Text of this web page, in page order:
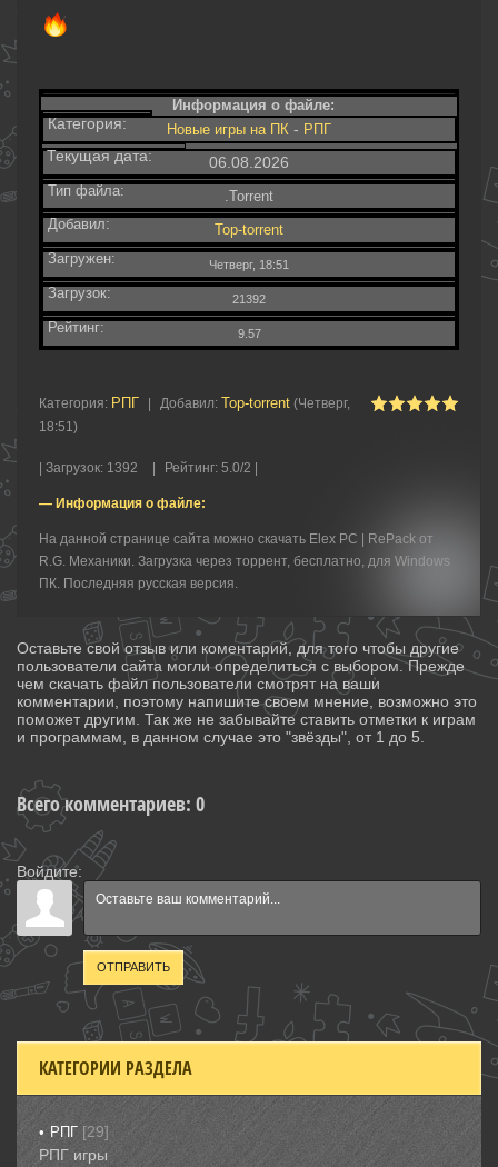
Информация о файле:
Категория: Новые игры на ПК - РПГ
Текущая дата: 06.08.2026
Тип файла:
.Torrent
Добавил:
Top-torrent
Загружен:
Четверг, 18:51
Загрузок: 21392
Рейтинг: 9.57
Категория: РПГ Добавил: Top-torrent (Четверг,
18:51)
Загрузок: 1392 Рейтинг: 5.0/2 |
— Информация о файле:
На данной странице сайта можно скачать Elex PC | RePack от
R.G. Механики. Загрузка через торрент, бесплатно, для Windows
ПК. Последняя русская версия.
Оставьте свой отзыв или коментарий, для того чтобы другие
пользователи сайта могли определиться с выбором. Прежде
чем скачать файл пользователи смотрят на ваши
комментарии, поэтому напишите своем мнение, возможно это
поможет другим. Так же не забывайте ставить отметки к играм
и программам, в данном случае это "звёзды", от 1 до 5.
Всего комментариев: 0
Войдите:
ОТПРАВИТЬ
КАТЕГОРИИ РАЗДЕЛА
РПГ [29]
РПГ игры